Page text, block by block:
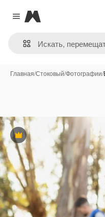
Close menu
Magnific
Главная/Стоковый/Фотографии/
Премиум